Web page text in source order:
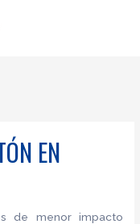
EN
de menor impacto